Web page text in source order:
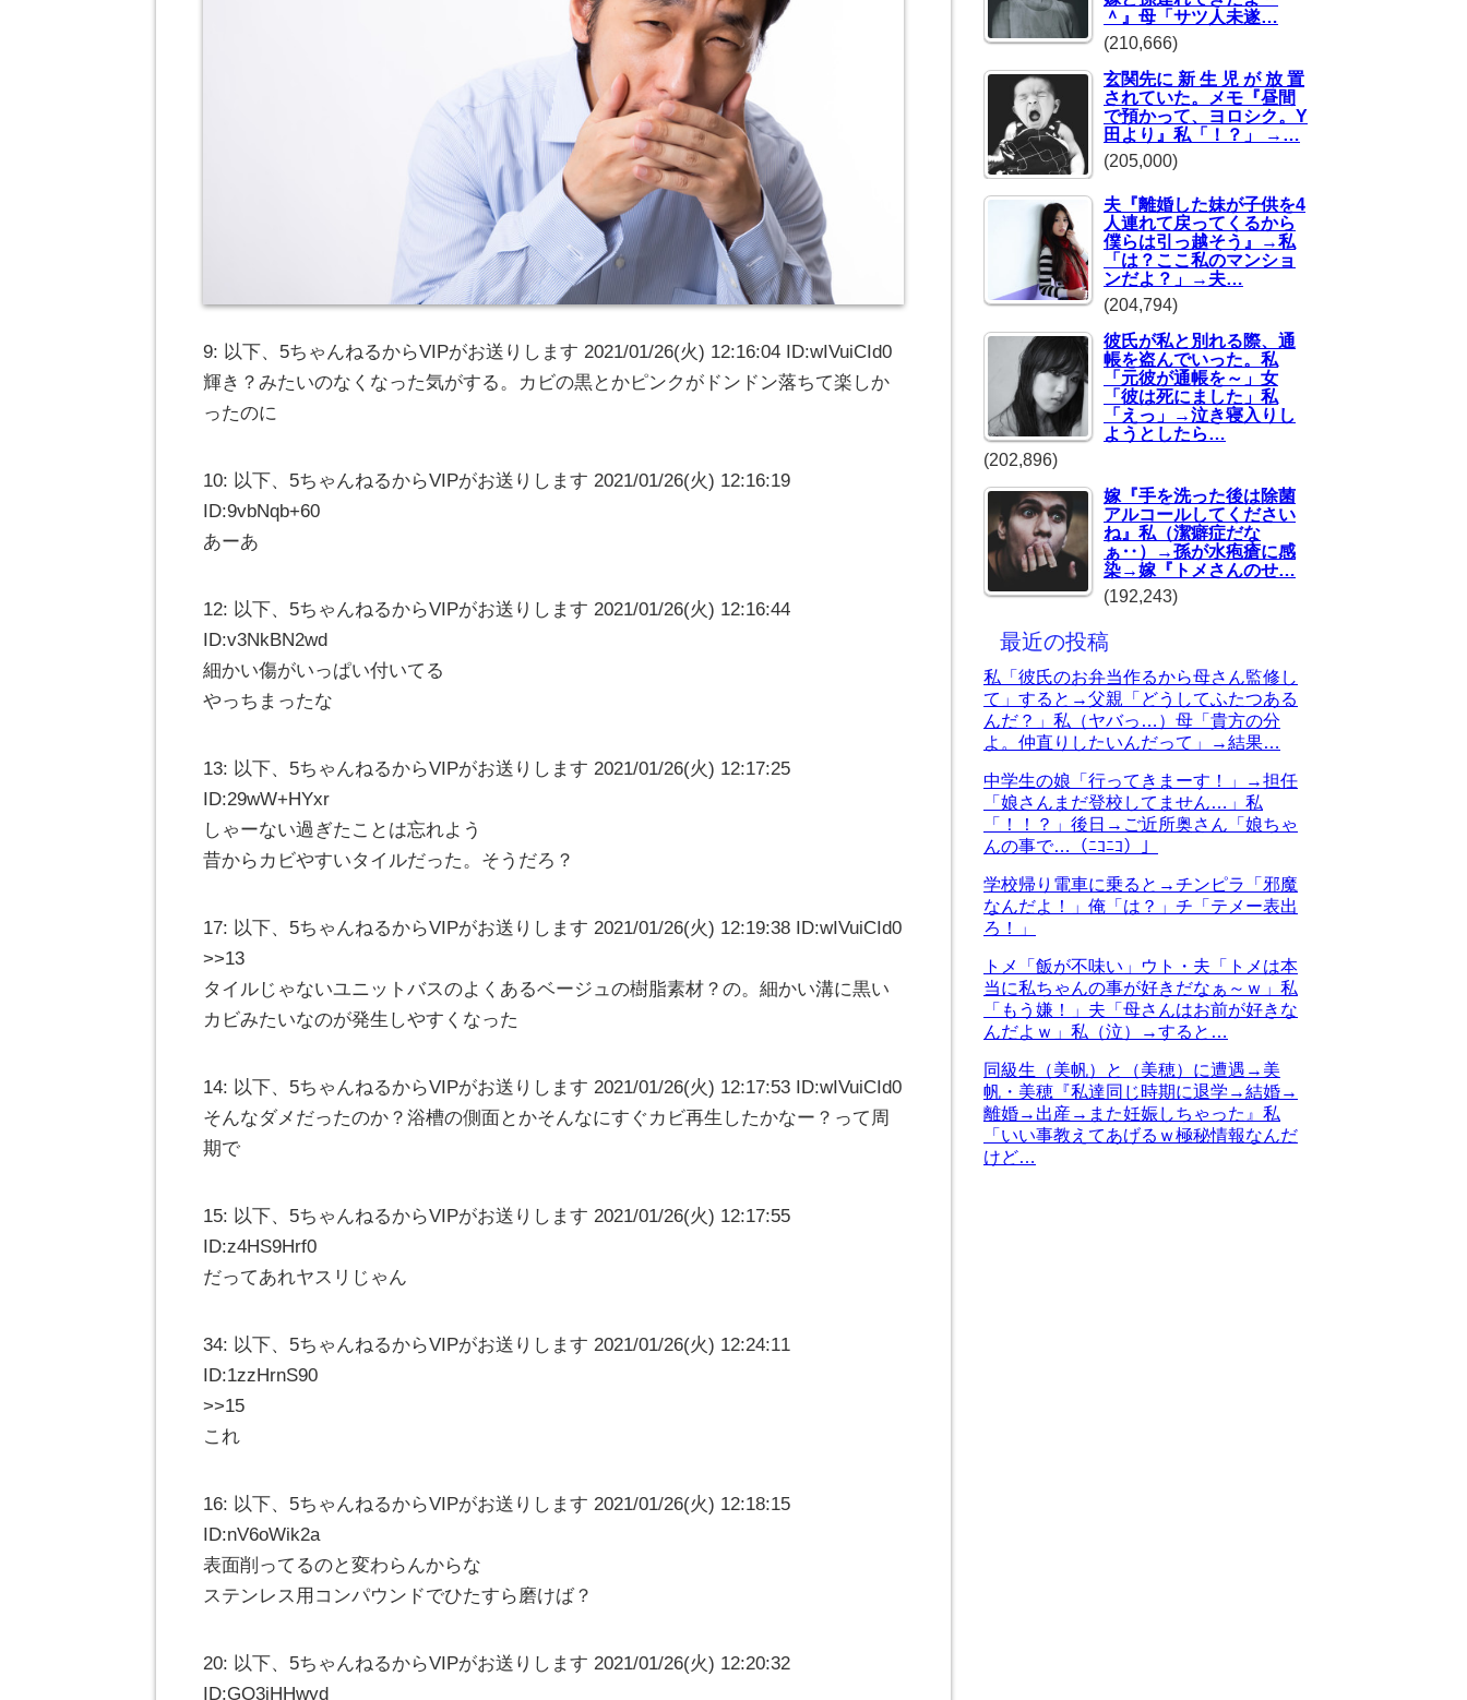
9: 以下、5ちゃんねるからVIPがお送りします 2021/01/26(火) 12:16:04 ID:wIVuiCId0
輝き？みたいのなくなった気がする。カビの黒とかピンクがドンドン落ちて楽しか
ったのに
10: 以下、5ちゃんねるからVIPがお送りします 2021/01/26(火) 12:16:19
ID:9vbNqb+60
あーあ
12: 以下、5ちゃんねるからVIPがお送りします 2021/01/26(火) 12:16:44
ID:v3NkBN2wd
細かい傷がいっぱい付いてる
やっちまったな
13: 以下、5ちゃんねるからVIPがお送りします 2021/01/26(火) 12:17:25
ID:29wW+HYxr
しゃーない過ぎたことは忘れよう
昔からカビやすいタイルだった。そうだろ？
17: 以下、5ちゃんねるからVIPがお送りします 2021/01/26(火) 12:19:38 ID:wIVuiCId0
>>13
タイルじゃないユニットバスのよくあるベージュの樹脂素材？の。細かい溝に黒い
カビみたいなのが発生しやすくなった
14: 以下、5ちゃんねるからVIPがお送りします 2021/01/26(火) 12:17:53 ID:wIVuiCId0
そんなダメだったのか？浴槽の側面とかそんなにすぐカビ再生したかなー？って周
期で
15: 以下、5ちゃんねるからVIPがお送りします 2021/01/26(火) 12:17:55
ID:z4HS9Hrf0
だってあれヤスリじゃん
34: 以下、5ちゃんねるからVIPがお送りします 2021/01/26(火) 12:24:11
ID:1zzHrnS90
>>15
これ
16: 以下、5ちゃんねるからVIPがお送りします 2021/01/26(火) 12:18:15
ID:nV6oWik2a
表面削ってるのと変わらんからな
ステンレス用コンパウンドでひたすら磨けば？
20: 以下、5ちゃんねるからVIPがお送りします 2021/01/26(火) 12:20:32
ID:GO3jHHwyd
＾』母「サツ人未遂…
(210,666)
玄関先に 新 生 児 が 放 置
されていた。メモ『昼間
で預かって、ヨロシク。Y
田より』私「！？」 →…
(205,000)
夫『離婚した妹が子供を4
人連れて戻ってくるから
僕らは引っ越そう』→私
「は？ここ私のマンショ
ンだよ？」→夫…
(204,794)
彼氏が私と別れる際、通
帳を盗んでいった。私
「元彼が通帳を～」女
「彼は死にました」私
「えっ」→泣き寝入りし
ようとしたら…
(202,896)
嫁『手を洗った後は除菌
アルコールしてください
ね』私（潔癖症だな
ぁ‥）→孫が水疱瘡に感
染→嫁『トメさんのせ…
(192,243)
最近の投稿
私「彼氏のお弁当作るから母さん監修し
て」すると→父親「どうしてふたつある
んだ？」私（ヤバっ…）母「貴方の分
よ。仲直りしたいんだって」→結果…
中学生の娘「行ってきまーす！」→担任
「娘さんまだ登校してません…」私
「！！？」後日→ご近所奥さん「娘ちゃ
んの事で…（ﾆｺﾆｺ）」
学校帰り電車に乗ると→チンピラ「邪魔
なんだよ！」俺「は？」チ「テメー表出
ろ！」
トメ「飯が不味い」ウト・夫「トメは本
当に私ちゃんの事が好きだなぁ～ｗ」私
「もう嫌！」夫「母さんはお前が好きな
んだよｗ」私（泣）→すると…
同級生（美帆）と（美穂）に遭遇→美
帆・美穂『私達同じ時期に退学→結婚→
離婚→出産→また妊娠しちゃった』私
「いい事教えてあげるｗ極秘情報なんだ
けど…